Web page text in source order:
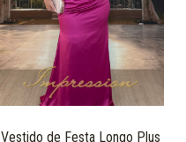
Vestido de Festa Longo Plus